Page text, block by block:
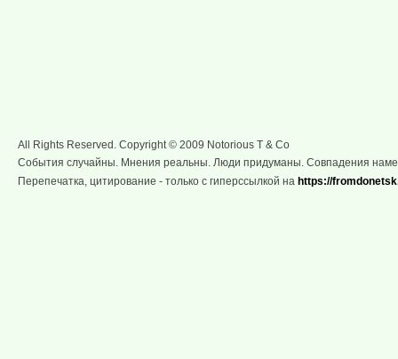
All Rights Reserved. Copyright © 2009 Notorious T & Co
События случайны. Мнения реальны. Люди придуманы. Совпадения
Перепечатка, цитирование - только с гиперссылкой на https://